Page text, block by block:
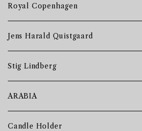
Royal Copenhagen
Jens Harald Quistgaard
Stig Lindberg
ARABIA
Candle Holder